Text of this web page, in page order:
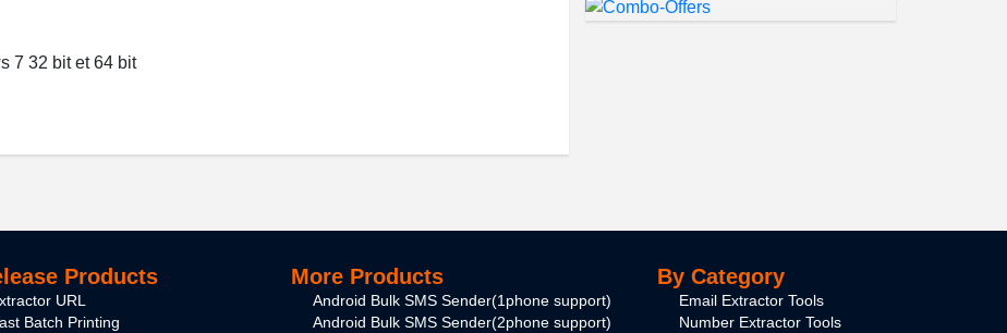
7 32 bit et 64 bit
Products
URL
Batch Printing
More Products
Android Bulk SMS Sender(1phone support)
Android Bulk SMS Sender(2phone support)
By Category
Email Extractor Tools
Number Extractor Tools